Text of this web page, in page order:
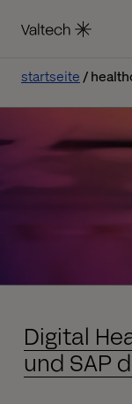
startseite
Digital
und SAP